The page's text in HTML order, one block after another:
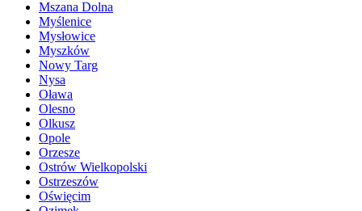
Mszana Dolna
Myślenice
Mysłowice
Myszków
Nowy Targ
Nysa
Oława
Olesno
Olkusz
Opole
Orzesze
Ostrów Wielkopolski
Ostrzeszów
Oświęcim